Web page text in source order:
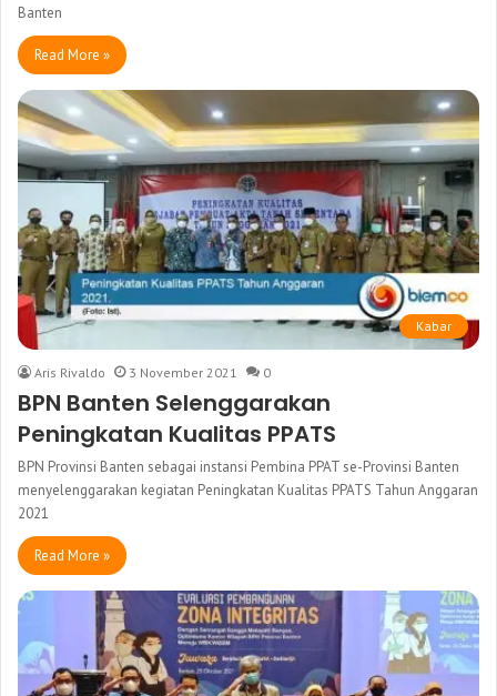
Banten
Read More »
Kabar
Aris Rivaldo 3 November 2021 0
BPN Banten Selenggarakan
Peningkatan Kualitas PPATS
BPN Provinsi Banten sebagai instansi Pembina PPAT se-Provinsi Banten
menyelenggarakan kegiatan Peningkatan Kualitas PPATS Tahun Anggaran
2021
Read More »